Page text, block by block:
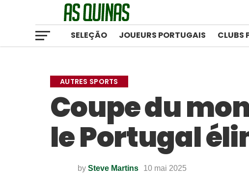
SELEÇÃO JOUEURS PORTUGAIS CLUBS
AUTRES SPORTS
Coupe du
le Portugal
by Steve Martins 10 mai 2025